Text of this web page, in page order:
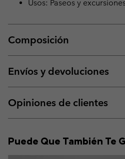
Usos: Paseos y
Composición
Envíos y devoluciones
Opiniones de clientes
Puede Que También Te